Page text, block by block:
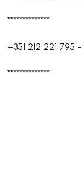
**************
+351 212 221 795 -
**************